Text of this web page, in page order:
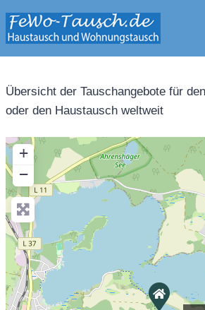
Inhalt
springen
Übersicht der Tauschangebote für
oder den Haustausch weltweit
+
−